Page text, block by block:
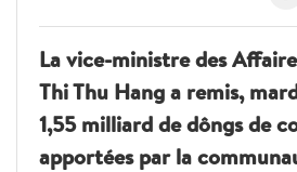
La vice-ministre des
Thi Thu Hang a remis,
1,55 milliard de dôngs de
apportées par la